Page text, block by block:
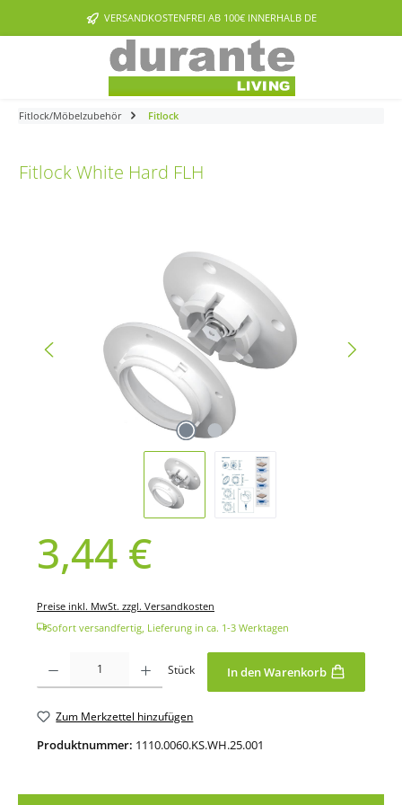
Zum Hauptinhalt springenVERSANDKOSTENFREI AB 100€ INNERHALB DE
Fitlock/Möbelzubehör Fitlock
Fitlock White Hard FLH
Bildergalerie überspringen
Regulärer Preis:
3,44 €
Preise inkl. MwSt. zzgl. Versandkosten
Sofort versandfertig, Lieferung in ca. 1-3 Werktagen
Produkt Anzahl: Gib den gewünschten Wert ein oder benutze die
Stück In den Warenkorb
Zum Merkzettel hinzufügen
Produktnummer: 1110.0060.KS.WH.25.001